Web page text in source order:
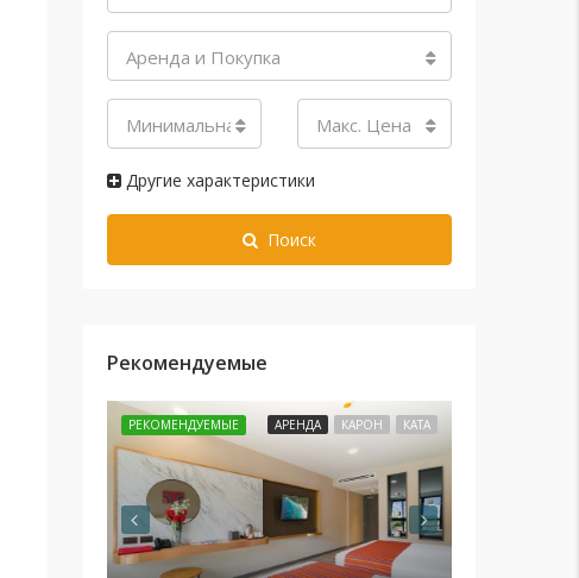
Аренда и Покупка
Минимальная цена Макс. Цена
Другие характеристики
Поиск
Рекомендуемые
РЕКОМЕНДУЕМЫЕ АРЕНДА КАРОН КАТА